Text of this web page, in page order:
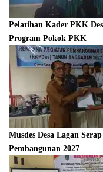
Pelatihan Kader PKK
Program Pokok PKK
Musdes Desa Lagan
Pembangunan 2027